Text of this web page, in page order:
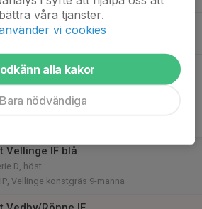
Vellinge IF blå
D, höst
Vellinge konstgräs 9-manna
våra tjänster.
vi cookies
alla kakor
Bara nödvändiga